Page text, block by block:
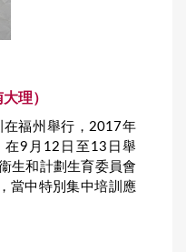
理）
福州舉行，2017年
在9月12日至13日舉
生和計劃生育委員會
當中特別集中培訓應